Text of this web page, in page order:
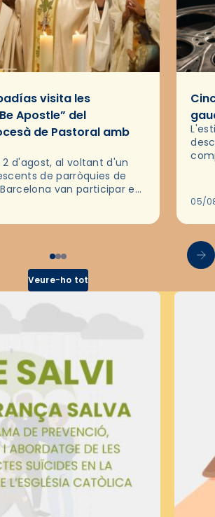
visita les
Apostle” del
de Pastoral amb
2 d'agost, al voltant d'un
de parròquies de
van participar en
Apostle, organitzades
05/
Veure-ho tot